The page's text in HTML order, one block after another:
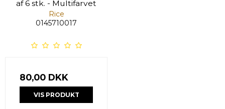
af 6 stk. - Multifarvet
Rice
0145710017
80,00 DKK
VIS PRODUKT